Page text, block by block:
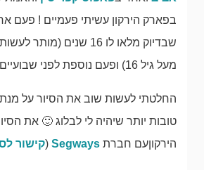
בפארק הירקון עשיתי פעמיים ! פעם
שבדיוק מלאו לו 16 שנים
מעל גיל 16) ופעם נוספת לפני שבועיים באמצע נובמבר.
החלטתי לעשות שוב את הסיור על
טובות יותר שיהיה לי לבלוג 🙂 את
הירקוןעם חברת Segways
(קישור